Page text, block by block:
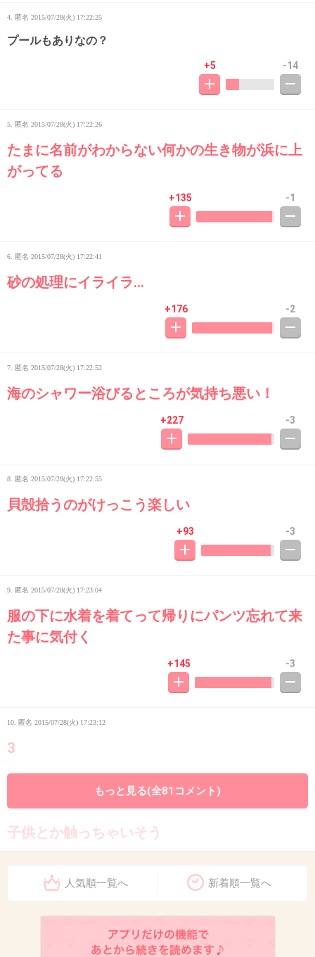
4. 匿名 2015/07/28(火) 17:22:25
プールもありなの？
+5 -14
5. 匿名 2015/07/28(火) 17:22:26
たまに名前がわからない何かの生き物が浜に上
がってる
+135 -1
6. 匿名 2015/07/28(火) 17:22:41
砂の処理にイライラ…
+176 -2
7. 匿名 2015/07/28(火) 17:22:52
海のシャワー浴びるところが気持ち悪い！
+227 -3
8. 匿名 2015/07/28(火) 17:22:55
貝殻拾うのがけっこう楽しい
+93 -3
9. 匿名 2015/07/28(火) 17:23:04
服の下に水着を着てって帰りにパンツ忘れて来
た事に気付く
+145 -3
10. 匿名 2015/07/28(火) 17:23:12
3
これ、綺麗だからこそ危険だよね
子供とか触っちゃいそう
2015/07/28(火) 17:23:30
海の家でのラーメンの美味しさ！
もっと見る(全81コメント)
人気順一覧へ 新着順一覧へ